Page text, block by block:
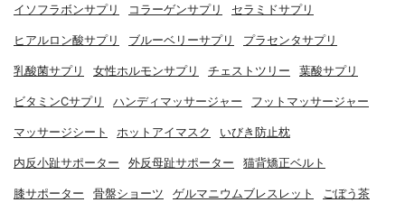
イソフラボンサプリ コラーゲンサプリ セラミドサプリ
ヒアルロン酸サプリ ブルーベリーサプリ プラセンタサプリ
乳酸菌サプリ 女性ホルモンサプリ チェストツリー 葉酸サプリ
ビタミンCサプリ ハンディマッサージャー フットマッサージャー
マッサージシート ホットアイマスク いびき防止枕
内反小趾サポーター 外反母趾サポーター 猫背矯正ベルト
膝サポーター 骨盤ショーツ ゲルマニウムブレスレット ごぼう茶